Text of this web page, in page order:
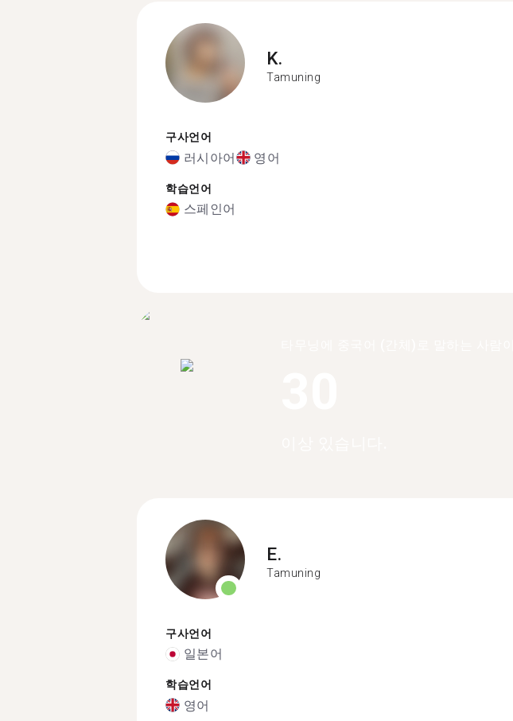
K.
Tamuning
구사언어
러시아어 영어
학습언어
스페인어
E.
Tamuning
구사언어
일본어
학습언어
영어